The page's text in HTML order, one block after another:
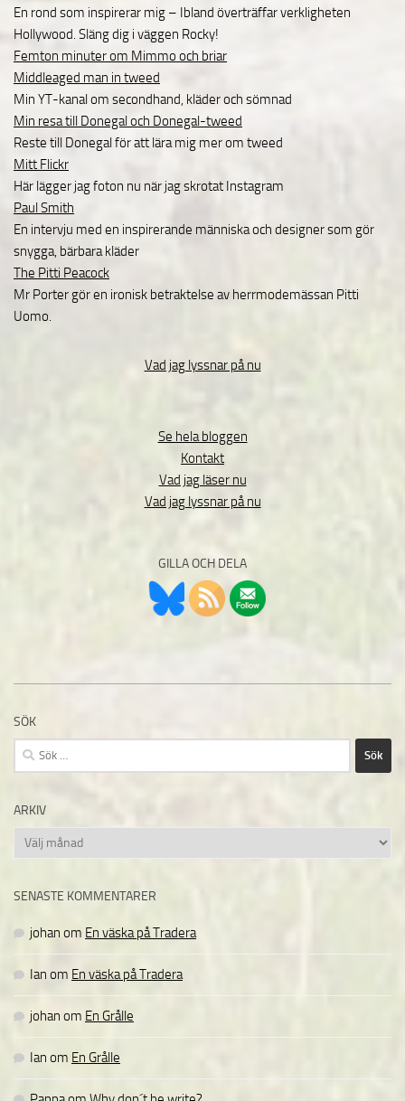
En rond som inspirerar mig – Ibland överträffar verkligheten
Hollywood. Släng dig i väggen Rocky!
Femton minuter om Mimmo och briar
Middleaged man in tweed
Min YT-kanal om secondhand, kläder och sömnad
Min resa till Donegal och Donegal-tweed
Reste till Donegal för att lära mig mer om tweed
Mitt Flickr
Här lägger jag foton nu när jag skrotat Instagram
Paul Smith
En intervju med en inspirerande människa och designer som gör
snygga, bärbara kläder
The Pitti Peacock
Mr Porter gör en ironisk betraktelse av herrmodemässan Pitti
Uomo.
Vad jag lyssnar på nu
Se hela bloggen
Kontakt
Vad jag läser nu
Vad jag lyssnar på nu
GILLA OCH DELA
SÖK
Sök
efter:
ARKIV
Arkiv
SENASTE KOMMENTARER
johan om En väska på Tradera
Ian om En väska på Tradera
johan om En Grålle
Ian om En Grålle